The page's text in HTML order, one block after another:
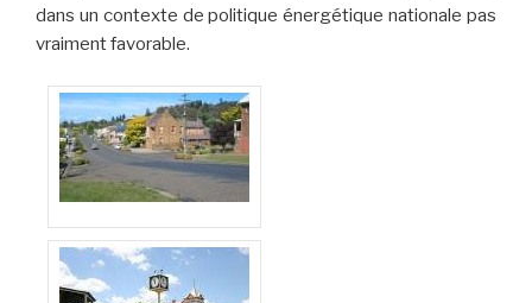
dans un contexte de politique énergétique nationale pas
vraiment favorable.
Walcha